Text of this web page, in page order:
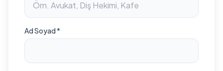
Ad Soyad *